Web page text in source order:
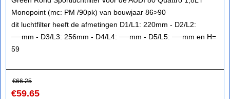
Monopoint (mc: PM /90pk) van bouwjaar 86>90
dit luchtfilter heeft de afmetingen D1/L1: 220mm - D2/L2:
──mm - D3/L3: 256mm - D4/L4: ──mm - D5/L5: ──mm en H=
59
€66.25
€59.65